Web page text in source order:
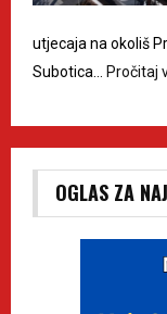
utjecaja na okoliš
Subotica…
Pročitaj
OGLAS ZA